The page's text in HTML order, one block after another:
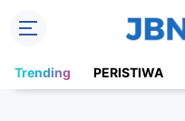
Trending PERISTIWA